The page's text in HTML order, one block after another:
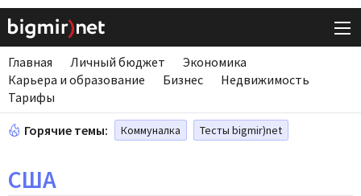
Главная Личный бюджет
Экономика
Карьера и образование
Бизнес
Недвижимость
Тарифы
Горячие темы: Коммуналка Тесты bigmir)net
США